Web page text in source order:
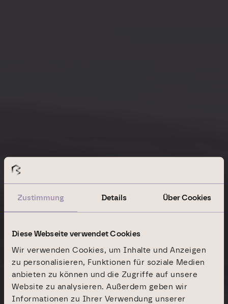
Zustimmung Details Über Cookies
Diese Webseite verwendet Cookies
Wir verwenden Cookies, um Inhalte und Anzeigen
zu personalisieren, Funktionen für soziale Medien
anbieten zu können und die Zugriffe auf unsere
Website zu analysieren. Außerdem geben wir
Informationen zu Ihrer Verwendung unserer